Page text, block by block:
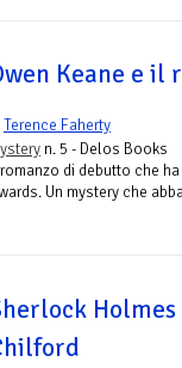
Keane e
Terence Faherty
n. 5 - Delos Books
di debutto che
Un mystery che